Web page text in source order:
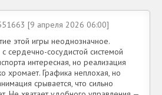
[9 апреля 2026 06:00]
этой игры неоднозначное.
сердечно-сосудистой системой
интересная, но реализация
хромает. Графика неплохая, но
срывается, что сильно